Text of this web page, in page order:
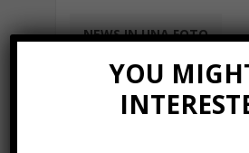
NEWS IN UNA FOTO
YOU